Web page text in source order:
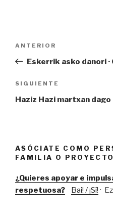
entradas
Entrada
anterior:
ANTERIOR
Eskerrik asko danori
Siguiente
entrada
SIGUIENTE
Haziz Hazi martxan dago
ASÓCIATE COMO
FAMILIA O
¿Quieres apoyar e
respetuosa?
Bai! / ¡Sí! ·